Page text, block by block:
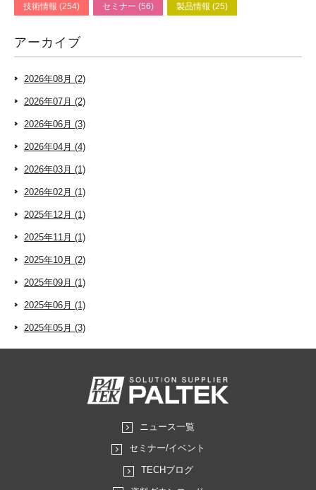
技術情報 (254) セミナー (56) 製品情報 (25)
アーカイブ
2026年08月 (2)
2026年07月 (2)
2026年06月 (3)
2026年04月 (4)
2026年03月 (1)
2026年02月 (1)
2025年12月 (1)
2025年11月 (1)
2025年10月 (2)
2025年09月 (1)
2025年06月 (1)
2025年05月 (3)
ニュース一覧
セミナー/イベント
TECHブログ